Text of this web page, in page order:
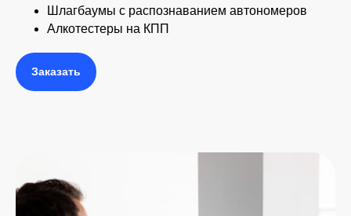
Шлагбаумы с распознаванием автономеров
Алкотестеры на КПП
Заказать